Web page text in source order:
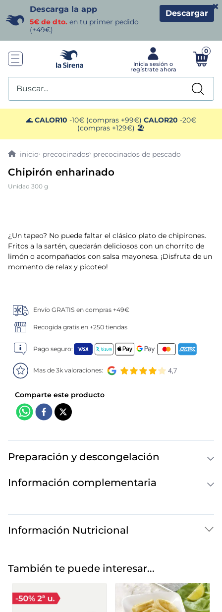
Descarga la app
5€ de dto. en tu primer pedido
(+49€)
Descargar
×
0
Buscar...
🌊 CALOR10 -10€ (compras +99€) CALOR20 -20€
(compras +129€) 🏖️
precocinados precocinados de pescado
Chipirón enharinado
Unidad 300 g
¿Un tapeo? No puede faltar el clásico plato de chipirones.
Fritos a la sartén, quedarán deliciosos con un chorrito de
limón o acompañados con salsa mayonesa. ¡Disfruta de un
momento de relax y picoteo!
Envío GRATIS en compras +49€
Recogida gratis en +250 tiendas
Pago seguro:
Mas de 3k valoraciones:
Preparación y descongelación
Información complementaria
Información Nutricional
También te puede interesar...
TÉRMINOS MÁS BUSCADOS
1. helados sirena
gambas
3 patatas
5. verduras
croquetas
8. gambon